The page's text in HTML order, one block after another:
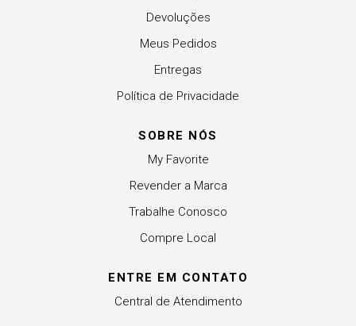
Devoluções
Meus Pedidos
Entregas
Política de Privacidade
SOBRE NÓS
My Favorite
Revender a Marca
Trabalhe Conosco
Compre Local
ENTRE EM CONTATO
Central de Atendimento